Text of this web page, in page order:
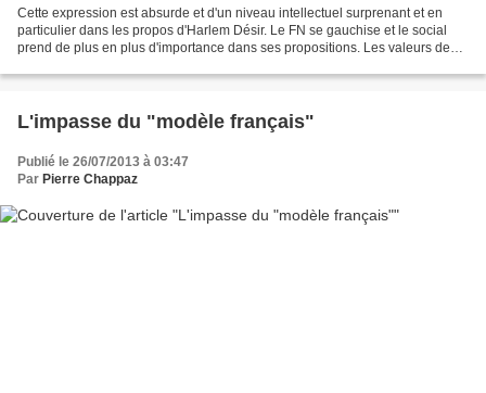
Cette expression est absurde et d'un niveau intellectuel surprenant et en
particulier dans les propos d'Harlem Désir. Le FN se gauchise et le social
prend de plus en plus d'importance dans ses propositions. Les valeurs de
L'impasse du "modèle français"
Publié le 26/07/2013 à 03:47
Par Pierre Chappaz